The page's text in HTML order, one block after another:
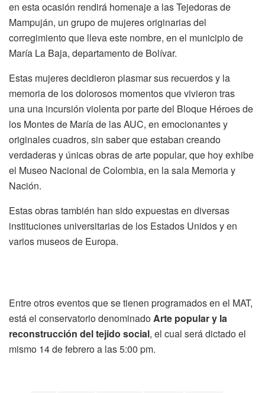
en esta ocasión rendirá homenaje a las Tejedoras de
Mampuján, un grupo de mujeres originarias del
corregimiento que lleva este nombre, en el municipio de
María La Baja, departamento de Bolívar.
Estas mujeres decidieron plasmar sus recuerdos y la
memoria de los dolorosos momentos que vivieron tras
una una incursión violenta por parte del Bloque Héroes de
los Montes de María de las AUC, en emocionantes y
originales cuadros, sin saber que estaban creando
verdaderas y únicas obras de arte popular, que hoy exhibe
el Museo Nacional de Colombia, en la sala Memoria y
Nación.
Estas obras también han sido expuestas en diversas
instituciones universitarias de los Estados Unidos y en
varios museos de Europa.
Entre otros eventos que se tienen programados en el MAT,
está el conservatorio denominadoArte popular y la
reconstrucción del tejido social, el cual será dictado el
mismo 14 de febrero a las 5:00 pm.